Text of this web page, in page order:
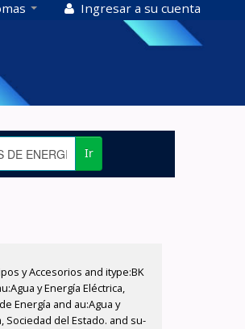
Ingresar a su cuenta
Ir
y Accesorios and itype:BK
y Energía Eléctrica,
Energía and au:Agua y
Sociedad del Estado. and su-